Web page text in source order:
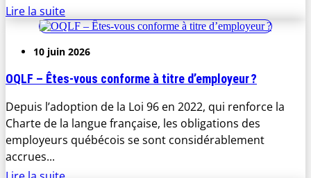
Lire la suite
10 juin 2026
OQLF – Êtes-vous conforme à titre d’employeur ?
Depuis l’adoption de la Loi 96 en 2022, qui renforce la
Charte de la langue française, les obligations des
employeurs québécois se sont considérablement
accrues...